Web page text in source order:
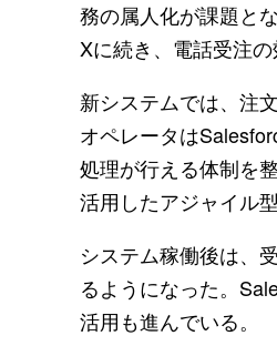
務の属人化が課題と
Xに続き、電話受注
新システムでは、注
オペレータは
処理が行える体制を
活用したアジャイル
システム稼働後は、
るようになった。
活用も進んでいる。